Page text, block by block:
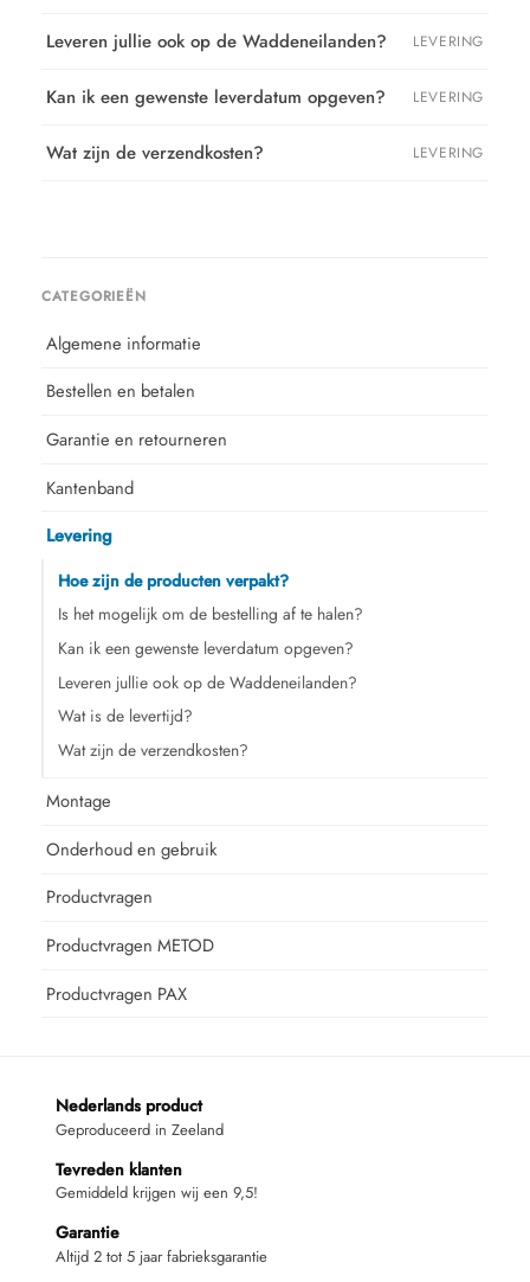
CATEGORIEËN
Algemene informatie
Bestellen en betalen
Garantie en retourneren
Kantenband
Levering
Hoe zijn de producten verpakt?
Is het mogelijk om de bestelling af te halen?
Kan ik een gewenste leverdatum opgeven?
Leveren jullie ook op de Waddeneilanden?
Wat is de levertijd?
Wat zijn de verzendkosten?
Montage
Onderhoud en gebruik
Productvragen
Productvragen METOD
Productvragen PAX
Leveren jullie ook op de Waddeneilanden? LEVERING
Kan ik een gewenste leverdatum opgeven? LEVERING
Wat zijn de verzendkosten? LEVERING
Nederlands product
Geproduceerd in Zeeland
Tevreden klanten
Gemiddeld krijgen wij een 9,5!
Garantie
Altijd 2 tot 5 jaar fabrieksgarantie